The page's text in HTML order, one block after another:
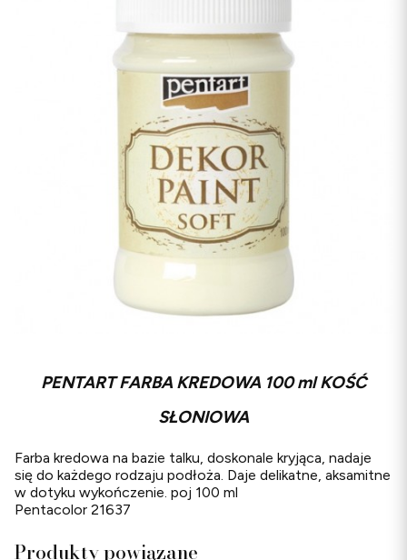
PENTART FARBA KREDOWA 100 ml KOŚĆ
SŁONIOWA
Farba kredowa na bazie talku, doskonale kryjąca, nadaje
się do każdego rodzaju podłoża. Daje delikatne, aksamitne
w dotyku wykończenie. poj 100 ml
Pentacolor 21637
Produkty powiązane